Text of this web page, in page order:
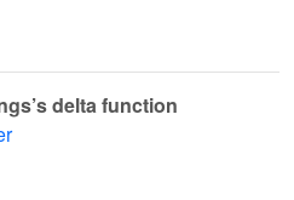
delta function